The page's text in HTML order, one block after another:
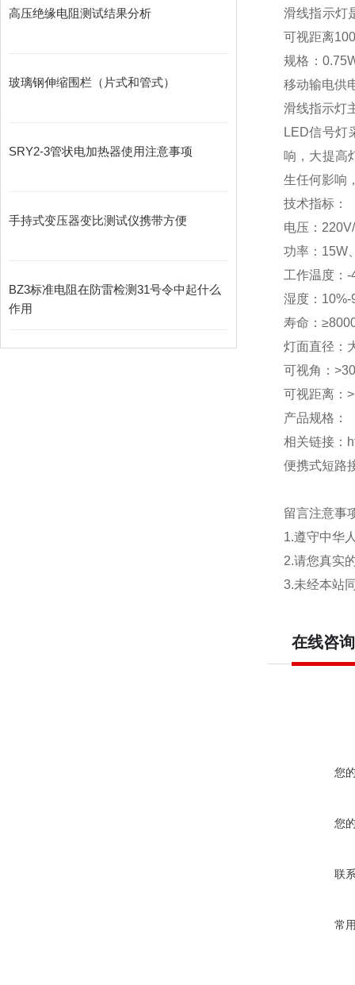
高压绝缘电阻测试结果分析
玻璃钢伸缩围栏（片式和管式）
SRY2-3管状电加热器使用注意事项
手持式变压器变比测试仪携带方便
BZ3标准电阻在防雷检测31号令中起什么
作用
滑线指示灯
可视距离
规格：
移动输电供
滑线指示灯
LED信号灯
响，大提高
生任何影响
技术指标：
电压：
功率：15W
工作温度：
湿度：10%-
寿命：
灯面直径：
可视角：
可视距离：
产品规格：
相关链接：
便携式短路
留言注意事
1.遵守中华
2.请您真实
3.未经本站
在线咨询
您
您
联
常